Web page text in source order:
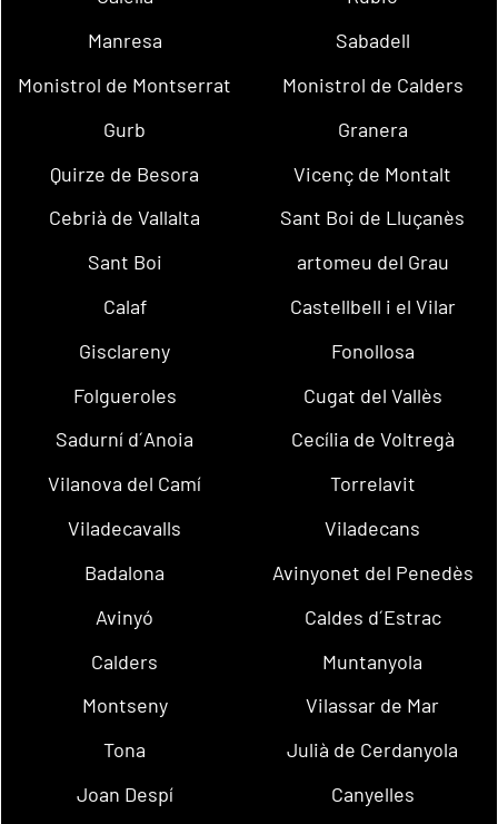
Manresa
Sabadell
Monistrol de Montserrat
Monistrol de Calders
Gurb
Granera
Quirze de Besora
Vicenç de Montalt
Cebrià de Vallalta
Sant Boi de Lluçanès
Sant Boi
artomeu del Grau
Calaf
Castellbell i el Vilar
Gisclareny
Fonollosa
Folgueroles
Cugat del Vallès
Sadurní d´Anoia
Cecília de Voltregà
Vilanova del Camí
Torrelavit
Viladecavalls
Viladecans
Badalona
Avinyonet del Penedès
Avinyó
Caldes d´Estrac
Calders
Muntanyola
Montseny
Vilassar de Mar
Tona
Julià de Cerdanyola
Joan Despí
Canyelles